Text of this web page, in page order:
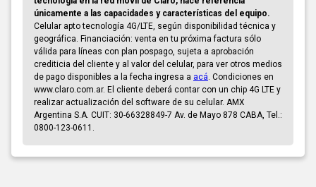
únicamente a las capacidades y características del equipo.
Celular apto tecnología 4G/LTE, según disponibilidad técnica y
geográfica. Financiación: venta en tu próxima factura sólo
válida para líneas con plan pospago, sujeta a aprobación
crediticia del cliente y al valor del celular, para ver otros medios
de pago disponibles a la fecha ingresa a acá . Condiciones en
www.claro.com.ar. El cliente deberá contar con un chip 4G LTE y
realizar actualización del software de su celular. AMX
Argentina S.A. CUIT: 30-66328849-7 Av. de Mayo 878 CABA, Tel.:
0800-123-0611.